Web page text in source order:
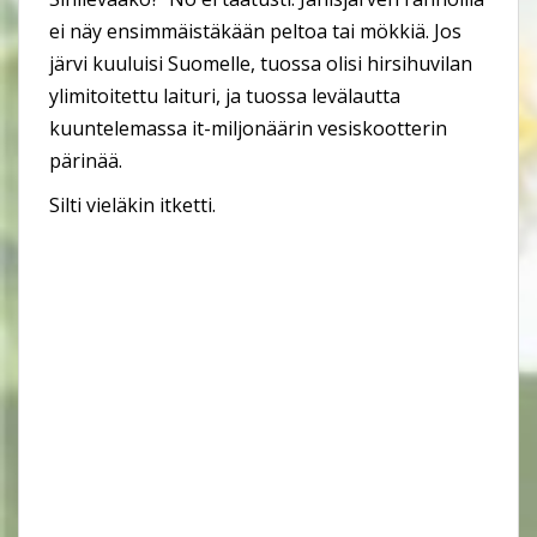
ei näy ensimmäistäkään peltoa tai mökkiä. Jos
järvi kuuluisi Suomelle, tuossa olisi hirsihuvilan
ylimitoitettu laituri, ja tuossa levälautta
kuuntelemassa it-miljonäärin vesiskootterin
pärinää.
Silti vieläkin itketti.